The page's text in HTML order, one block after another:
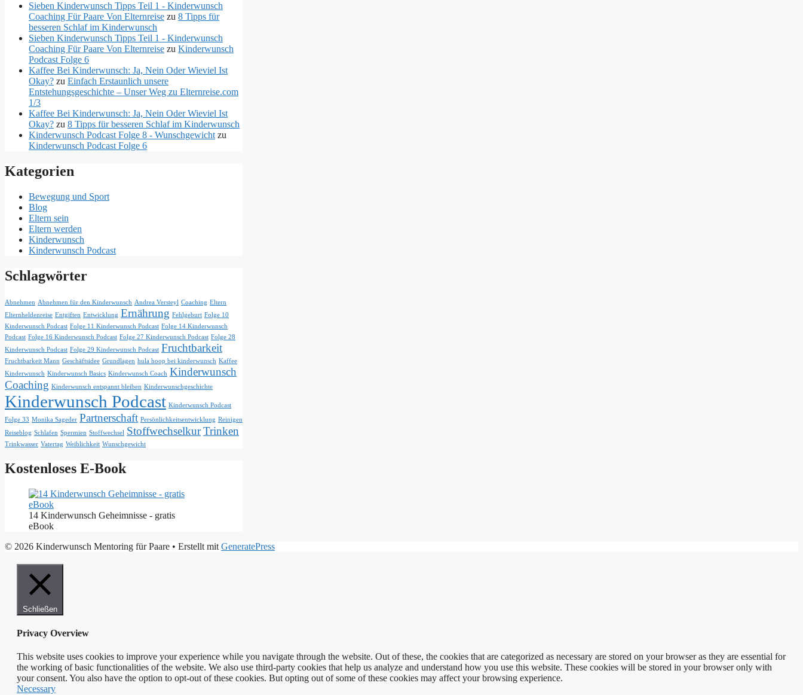
Sieben Kinderwunsch Tipps Teil 1 - Kinderwunsch
Coaching Für Paare Von Elternreise zu 8 Tipps für
besseren Schlaf im Kinderwunsch
Sieben Kinderwunsch Tipps Teil 1 - Kinderwunsch
Coaching Für Paare Von Elternreise zu Kinderwunsch
Podcast Folge 6
Kaffee Bei Kinderwunsch: Ja, Nein Oder Wieviel Ist
Okay? zu Einfach Erstaunlich unsere
Entstehungsgeschichte – Unser Weg zu Elternreise.com
1/3
Kaffee Bei Kinderwunsch: Ja, Nein Oder Wieviel Ist
Okay? zu 8 Tipps für besseren Schlaf im Kinderwunsch
Kinderwunsch Podcast Folge 8 - Wunschgewicht zu
Kinderwunsch Podcast Folge 6
Kategorien
Bewegung und Sport
Blog
Eltern sein
Eltern werden
Kinderwunsch
Kinderwunsch Podcast
Schlagwörter
Abnehmen Abnehmen für den Kinderwunsch Andrea Versteyl Coaching Eltern
Elternheldenreise Entgiften Entwicklung Ernährung Fehlgeburt Folge 10
Kinderwunsch Podcast Folge 11 Kinderwunsch Podcast Folge 14 Kinderwunsch
Podcast Folge 16 Kinderwunsch Podcast Folge 27 Kinderwunsch Podcast Folge 28
Kinderwunsch Podcast Folge 29 Kinderwunsch Podcast Fruchtbarkeit
Fruchtbarkeit Mann Geschäftsidee Grundlagen hula hoop bei kinderwunsch Kaffee
Kinderwunsch Kinderwunsch Basics Kinderwunsch Coach Kinderwunsch
Coaching Kinderwunsch entspannt bleiben Kinderwunschgeschichte
Kinderwunsch Podcast Kinderwunsch Podcast
Folge 33 Monika Sageder Partnerschaft Persönlichkeitsentwicklung Reinigen
Reiseblog Schlafen Spermien Stoffwechsel StoffwechselkurTrinken
Trinkwasser Vatertag Weiblichkeit Wunschgewicht
Kostenloses E-Book
14 Kinderwunsch Geheimnisse - gratis
eBook
© 2026 Kinderwunsch Mentoring für Paare • Erstellt mit GeneratePress
Schließen
Privacy Overview
This website uses cookies to improve your experience while you navigate through the website. Out of these, the cookies that are categorized as necessary are stored on your browser as they are essential for
the working of basic functionalities of the website. We also use third-party cookies that help us analyze and understand how you use this website. These cookies will be stored in your browser only with
your consent. You also have the option to opt-out of these cookies. But opting out of some of these cookies may affect your browsing experience.
Necessary